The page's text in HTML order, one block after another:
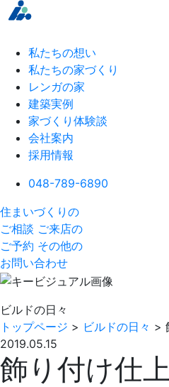
私たちの想い
私たちの家づくり
レンガの家
建築実例
家づくり体験談
会社案内
採用情報
048-789-6890
住まいづくりの
ご相談 ご来店の
ご予約 その他の
お問い合わせ
ビルドの日々
トップページ > ビルドの日々 >
2019.05.15
飾り付け仕